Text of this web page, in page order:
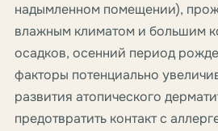
надымленном помещении),
влажным климатом и большим
осадков, осенний период
факторы потенциально
развития атопического
предотвратить контакт с